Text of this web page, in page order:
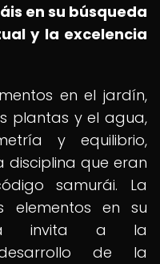
en su búsqueda
y la excelencia
en el jardín,
plantas y el agua,
y equilibrio,
disciplina que eran
samurái. La
elementos en su
invita a la
de la